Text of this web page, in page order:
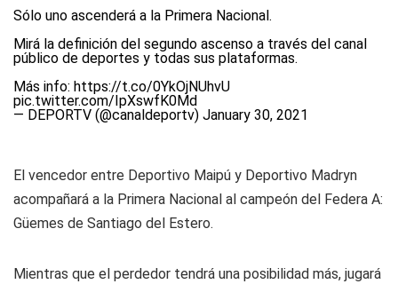
Sólo uno ascenderá a la Primera Nacional.
Mirá la definición del segundo ascenso a través del canal
público de deportes y todas sus plataformas.
Más info: https://t.co/0YkOjNUhvU
pic.twitter.com/IpXswfK0Md
— DEPORTV (@canaldeportv) January 30, 2021
El vencedor entre Deportivo Maipú y Deportivo Madryn
acompañará a la Primera Nacional al campeón del Federa A:
Güemes de Santiago del Estero.
Mientras que el perdedor tendrá una posibilidad más, jugará